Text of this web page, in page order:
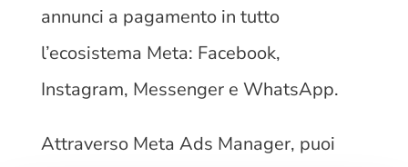
annunci a pagamento in tutto
l’ecosistema Meta: Facebook,
Instagram, Messenger e WhatsApp.
Attraverso Meta Ads Manager, puoi